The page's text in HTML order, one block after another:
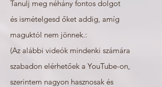
Tanulj meg néhány fontos dolgot
és ismételgesd őket addig, amíg
maguktól nem jönnek.:
(Az alábbi videók mindenki számára
szabadon elérhetőek a YouTube-on,
szerintem nagyon hasznosak és